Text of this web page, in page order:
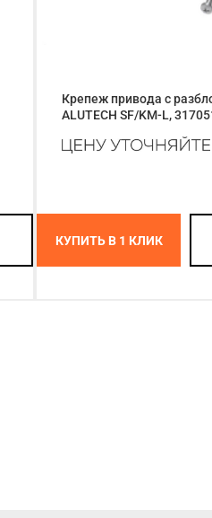
Крепеж привода с
ALUTECH SF/KM-L,
КУПИТЬ В 1 КЛИК